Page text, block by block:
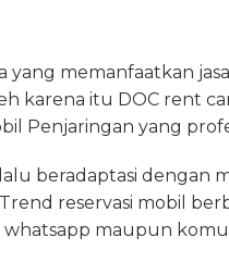
memanfaatkan
karena itu DOC rent
Penjaringan yang
beradaptasi dengan
reservasi mobil
maupun